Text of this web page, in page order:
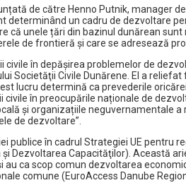
de către Henno Putnik, manager
determinând un cadru de dezvoltare
că unele țări din bazinul dunărean
de frontieră și care se adresează
civile în depășirea problemelor de
Societăţii Civile Dunărene. El a
lucru determină ca prevederile
civile în preocupările naționale de
și organizațiile neguvernamentale
de dezvoltare”.
publice în cadrul Strategiei UE pentru
Dezvoltarea Capacităţilor). Această
au ca scop comun dezvoltarea
comune (EuroAccess Danube